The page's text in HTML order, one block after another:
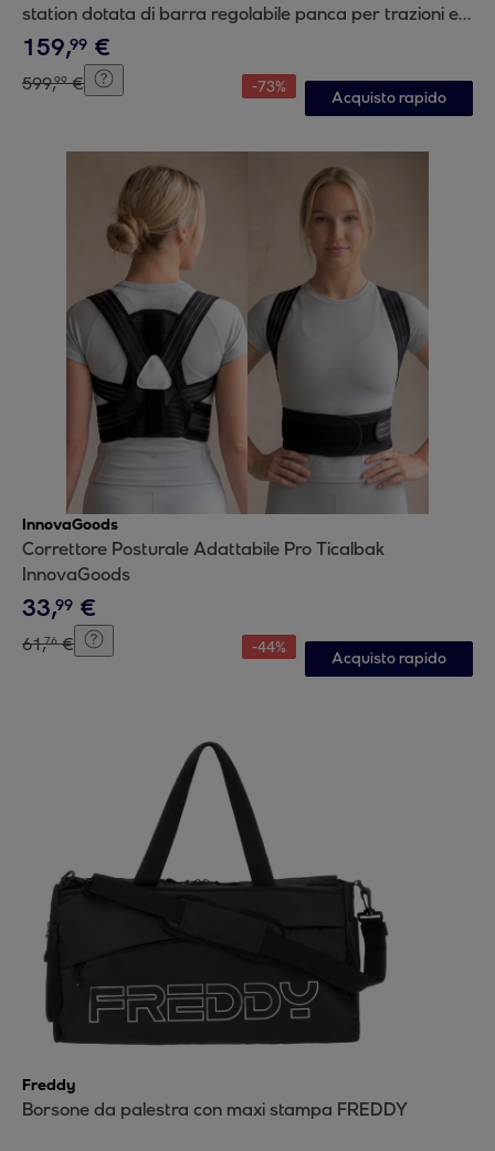
station dotata di barra regolabile panca per trazioni e
addominali
159,99 €
599,99 € -73%
Acquisto rapido
InnovaGoods
Correttore Posturale Adattabile Pro Ticalbak
InnovaGoods
33,99 €
61,76 € -44%
Acquisto rapido
Freddy
Borsone da palestra con maxi stampa FREDDY